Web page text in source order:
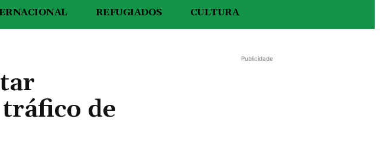
REFUGIADOS CULTURA
de
Publicidade